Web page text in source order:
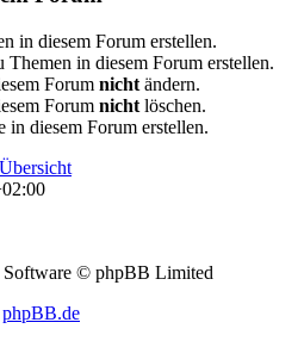
in diesem Forum erstellen.
Themen in diesem Forum erstellen.
Forum nicht ändern.
Forum nicht löschen.
in diesem Forum erstellen.
© phpBB Limited
phpBB.de